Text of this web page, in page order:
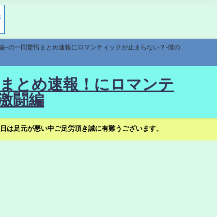
の一同驚愕まとめ速報にロマンティックが止まらない？-僕の
とめ速報！にロマンテ
闘編
足元が悪い中ご足労頂き誠に有難うございます。